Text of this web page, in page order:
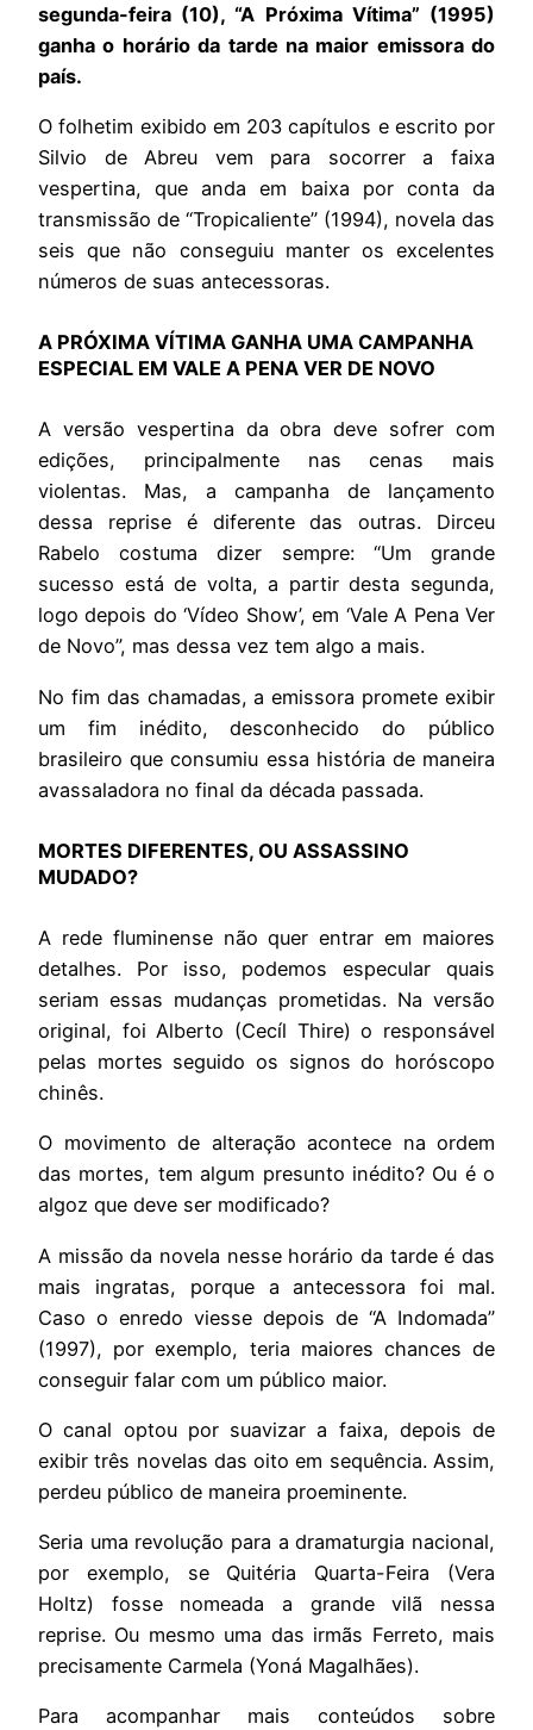
segunda-feira (10), “A Próxima Vítima” (1995)
ganha o horário da tarde na maior emissora do
país.
O folhetim exibido em 203 capítulos e escrito por
Silvio de Abreu vem para socorrer a faixa
vespertina, que anda em baixa por conta da
transmissão de “Tropicaliente” (1994), novela das
seis que não conseguiu manter os excelentes
números de suas antecessoras.
A PRÓXIMA VÍTIMA GANHA UMA CAMPANHA
ESPECIAL EM VALE A PENA VER DE NOVO
A versão vespertina da obra deve sofrer com
edições, principalmente nas cenas mais
violentas. Mas, a campanha de lançamento
dessa reprise é diferente das outras. Dirceu
Rabelo costuma dizer sempre: “Um grande
sucesso está de volta, a partir desta segunda,
logo depois do ‘Vídeo Show’, em ‘Vale A Pena Ver
de Novo”, mas dessa vez tem algo a mais.
No fim das chamadas, a emissora promete exibir
um fim inédito, desconhecido do público
brasileiro que consumiu essa história de maneira
avassaladora no final da década passada.
MORTES DIFERENTES, OU ASSASSINO
MUDADO?
A rede fluminense não quer entrar em maiores
detalhes. Por isso, podemos especular quais
seriam essas mudanças prometidas. Na versão
original, foi Alberto (Cecíl Thire) o responsável
pelas mortes seguido os signos do horóscopo
chinês.
O movimento de alteração acontece na ordem
das mortes, tem algum presunto inédito? Ou é o
algoz que deve ser modificado?
A missão da novela nesse horário da tarde é das
mais ingratas, porque a antecessora foi mal.
Caso o enredo viesse depois de “A Indomada”
(1997), por exemplo, teria maiores chances de
conseguir falar com um público maior.
O canal optou por suavizar a faixa, depois de
exibir três novelas das oito em sequência. Assim,
perdeu público de maneira proeminente.
Seria uma revolução para a dramaturgia nacional,
por exemplo, se Quitéria Quarta-Feira (Vera
Holtz) fosse nomeada a grande vilã nessa
reprise. Ou mesmo uma das irmãs Ferreto, mais
precisamente Carmela (Yoná Magalhães).
Para acompanhar mais conteúdos sobre